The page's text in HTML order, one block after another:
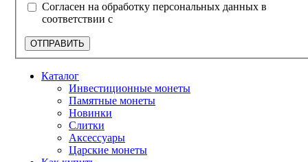
Согласен на обработку персональных данных в
соответствии с
ОТПРАВИТЬ
Каталог
Инвестиционные монеты
Памятные монеты
Новинки
Слитки
Аксессуары
Царские монеты